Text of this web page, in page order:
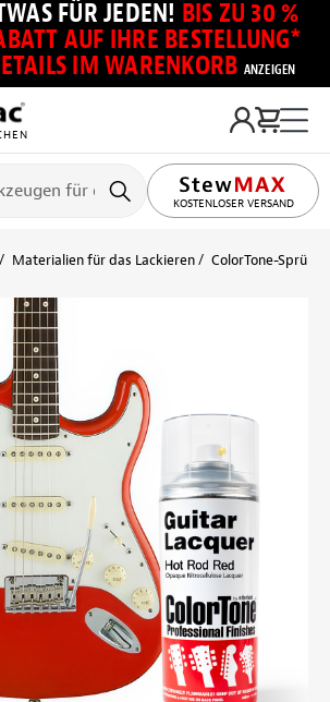
FÜR JEDEN! BIS ZU 30 %
AUF IHRE BESTELLUNG*
IM WARENKORB ANZEIGEN
KOSTENLOSER VERSAND
Materialien für das Lackieren ColorTone-